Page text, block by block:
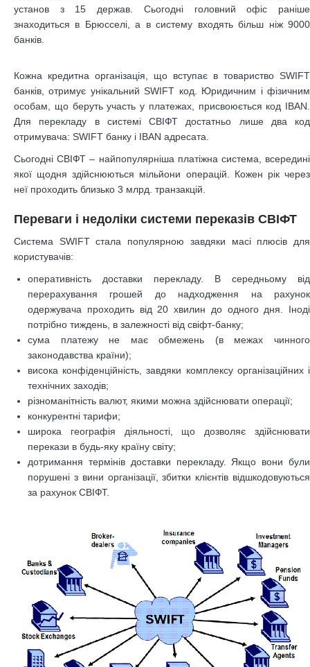
установ з 15 держав. Сьогодні головний офіс раніше
знаходиться в Брюсселі, а в систему входять більш ніж 9000
банків.
Кожна кредитна організація, що вступає в товариство SWIFT
банків, отримує унікальний SWIFT код. Юридичним і фізичним
особам, що беруть участь у платежах, присвоюється код IBAN.
Для перекладу в системі СВІФТ достатньо лише два код
отримувача: SWIFT банку і IBAN адресата.
Сьогодні СВІФТ – найпопулярніша платіжна система, всередині
якої щодня здійснюються мільйони операцій. Кожен рік через
неї проходить близько 3 млрд. транзакцій.
Переваги і недоліки системи переказів СВІФТ
Система SWIFT стала популярною завдяки масі плюсів для
користувачів:
оперативність доставки перекладу. В середньому від
перерахування грошей до надходження на рахунок
одержувача проходить від 20 хвилин до одного дня. Іноді
потрібно тиждень, в залежності від свіфт-банку;
сума платежу не має обмежень (в межах чинного
законодавства країни);
висока конфіденційність, завдяки комплексу організаційних і
технічних заходів;
різноманітність валют, якими можна здійснювати операції;
конкурентні тарифи;
широка географія діяльності, що дозволяє здійснювати
перекази в будь-яку країну світу;
дотримання термінів доставки перекладу. Якщо вони були
порушені з вини організації, збитки клієнтів відшкодовуються
за рахунок СВІФТ.